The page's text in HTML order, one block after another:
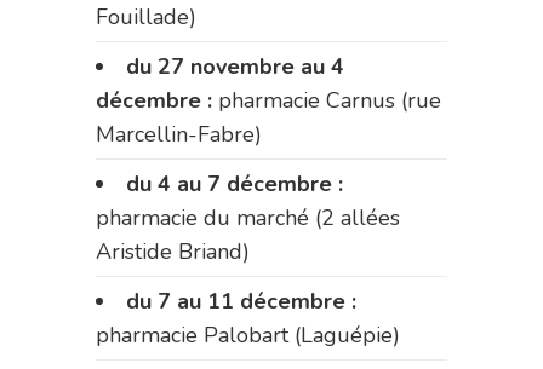
Fouillade)
du 27 novembre au 4
décembre : pharmacie Carnus (rue
Marcellin-Fabre)
du 4 au 7 décembre :
pharmacie du marché (2 allées
Aristide Briand)
du 7 au 11 décembre :
pharmacie Palobart (Laguépie)